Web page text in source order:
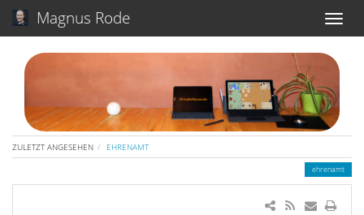
Magnus Rode
ZULETZT ANGESEHEN EHRENAMT
ehrenamt